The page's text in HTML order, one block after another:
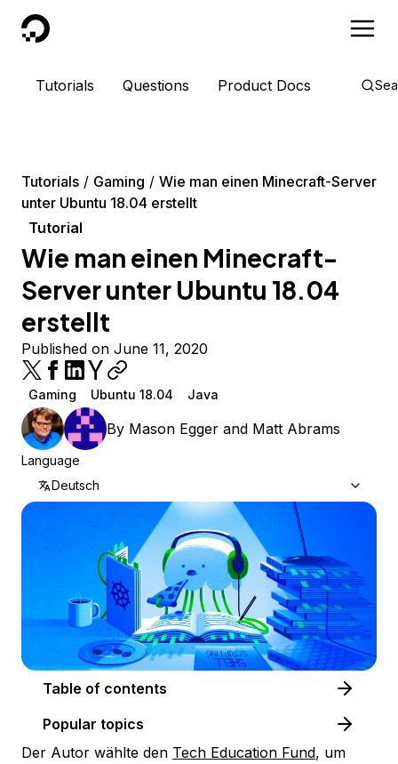
DigitalOcean
Tutorials Questions Product Docs
Tutorials Gaming
Wie man einen Minecraft-Server
unter Ubuntu 18.04 erstellt
Tutorial
Wie man einen Minecraft-
Server unter Ubuntu 18.04
erstellt
Published on June 11, 2020
Gaming Ubuntu 18.04 Java
By Mason Egger and Matt Abrams
Language
Deutsch
Table of contents
Popular topics
Der Autor wählte den Tech Education Fund, um